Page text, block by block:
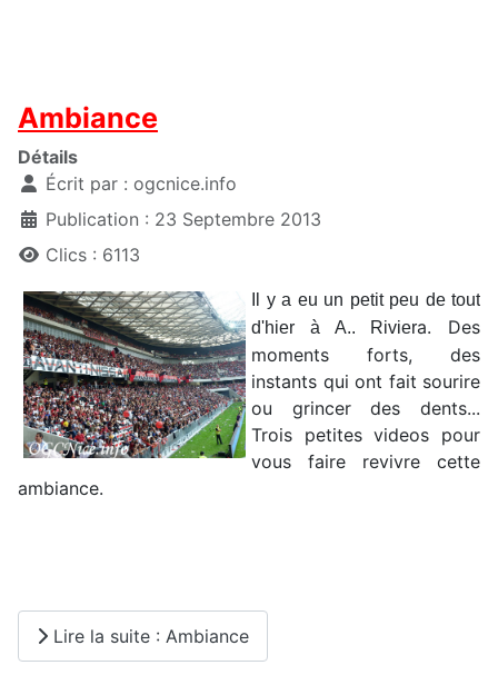
Ambiance
Détails
Écrit par : ogcnice.info
Publication : 23 Septembre 2013
Clics : 6113
Il y a eu un petit peu de tout
d'hier à A.. Riviera. Des
moments forts, des
instants qui ont fait sourire
ou grincer des dents...
Trois petites videos pour
vous faire revivre cette
ambiance.
Lire la suite : Ambiance